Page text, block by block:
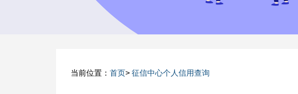
当前位置： 首页> 征信中心个人信用查询